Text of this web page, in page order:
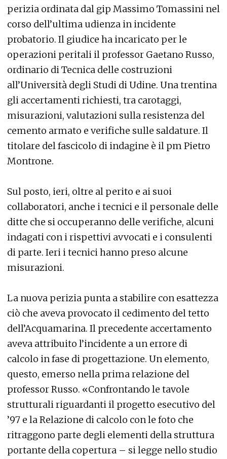
perizia ordinata dal gip Massimo Tomassini nel
corso dell’ultima udienza in incidente
probatorio. Il giudice ha incaricato per le
operazioni peritali il professor Gaetano Russo,
ordinario di Tecnica delle costruzioni
all’Università degli Studi di Udine. Una trentina
gli accertamenti richiesti, tra carotaggi,
misurazioni, valutazioni sulla resistenza del
cemento armato e verifiche sulle saldature. Il
titolare del fascicolo di indagine è il pm Pietro
Montrone.
Sul posto, ieri, oltre al perito e ai suoi
collaboratori, anche i tecnici e il personale delle
ditte che si occuperanno delle verifiche, alcuni
indagati con i rispettivi avvocati e i consulenti
di parte. Ieri i tecnici hanno preso alcune
misurazioni.
La nuova perizia punta a stabilire con esattezza
ciò che aveva provocato il cedimento del tetto
dell’Acquamarina. Il precedente accertamento
aveva attribuito l’incidente a un errore di
calcolo in fase di progettazione. Un elemento,
questo, emerso nella prima relazione del
professor Russo. «Confrontando le tavole
strutturali riguardanti il progetto esecutivo del
’97 e la Relazione di calcolo con le foto che
ritraggono parte degli elementi della struttura
portante della copertura – si legge nello studio